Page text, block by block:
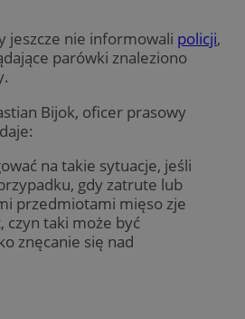
jeszcze nie informowali policji,
parówki znaleziono
Bijok, oficer prasowy
na takie sytuacje, jeśli
gdy zatrute lub
przedmiotami mięso zje
czyn taki może być
znęcanie się nad